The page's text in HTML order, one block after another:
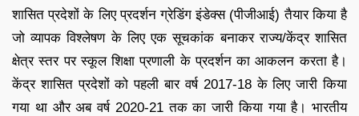
शासित प्रदेशों के लिए प्रदर्शन ग्रेडिंग इंडेक्स (पीजीआई) तैयार किया है
जो व्यापक विश्लेषण के लिए एक सूचकांक बनाकर राज्य/केंद्र शासित
क्षेत्र स्तर पर स्कूल शिक्षा प्रणाली के प्रदर्शन का आकलन करता है।
केंद्र शासित प्रदेशों को पहली बार वर्ष 2017-18 के लिए जारी किया
गया था और अब वर्ष 2020-21 तक का जारी किया गया है। भारतीय